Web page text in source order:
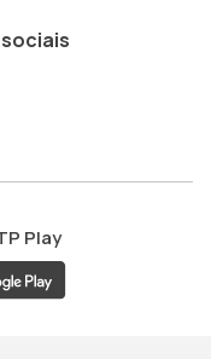
ao
Play